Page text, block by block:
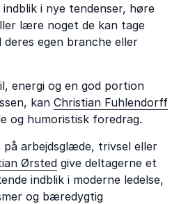
i nye tendenser, høre
lære noget de kan tage
egen branche eller
energi og en god portion
kan Christian Fuhlendorff
og humoristisk foredrag.
på arbejdsglæde, trivsel eller
Ørsted give deltagerne et
indblik i moderne ledelse,
og bæredygtig